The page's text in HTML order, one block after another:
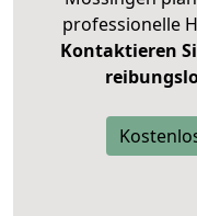
professionelle
Kontaktieren